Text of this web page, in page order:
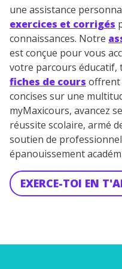
une assistance
exercices et corrigés
connaissances. Notre
est conçue pour vous
votre parcours éducatif,
fiches de cours offrent
concises sur une
myMaxicours, avancez
réussite scolaire, armé
soutien de
épanouissement
EXERCE-TOI EN